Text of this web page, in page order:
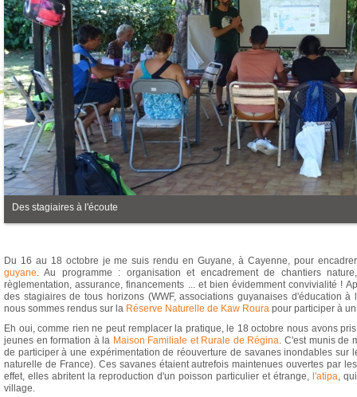
Des stagiaires à l'écoute
Du 16 au 18 octobre je me suis rendu en Guyane, à Cayenne, pour
guyane. Au programme : organisation et encadrement de chantiers
règlementation, assurance, financements ... et bien évidemment convivialité !
des stagiaires de tous horizons (WWF, associations guyanaises d'éducation
nous sommes rendus sur la Réserve Naturelle de Kaw Roura pour participer à
Eh oui, comme rien ne peut remplacer la pratique, le 18 octobre nous avons
jeunes en formation à la Maison Familiale et Rurale de Régina. C'est munis de
de participer à une expérimentation de réouverture de savanes inondables sur
naturelle de France). Ces savanes étaient autrefois maintenues ouvertes par
effet, elles abritent la reproduction d'un poisson particulier et étrange, l'atipa,
village.